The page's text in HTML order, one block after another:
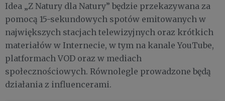
Idea „Z Natury dla Natury” będzie przekazywana za
pomocą 15-sekundowych spotów emitowanych w
największych stacjach telewizyjnych oraz krótkich
materiałów w Internecie, w tym na kanale YouTube,
platformach VOD oraz w mediach
społecznościowych. Równolegle prowadzone będą
działania z influencerami.